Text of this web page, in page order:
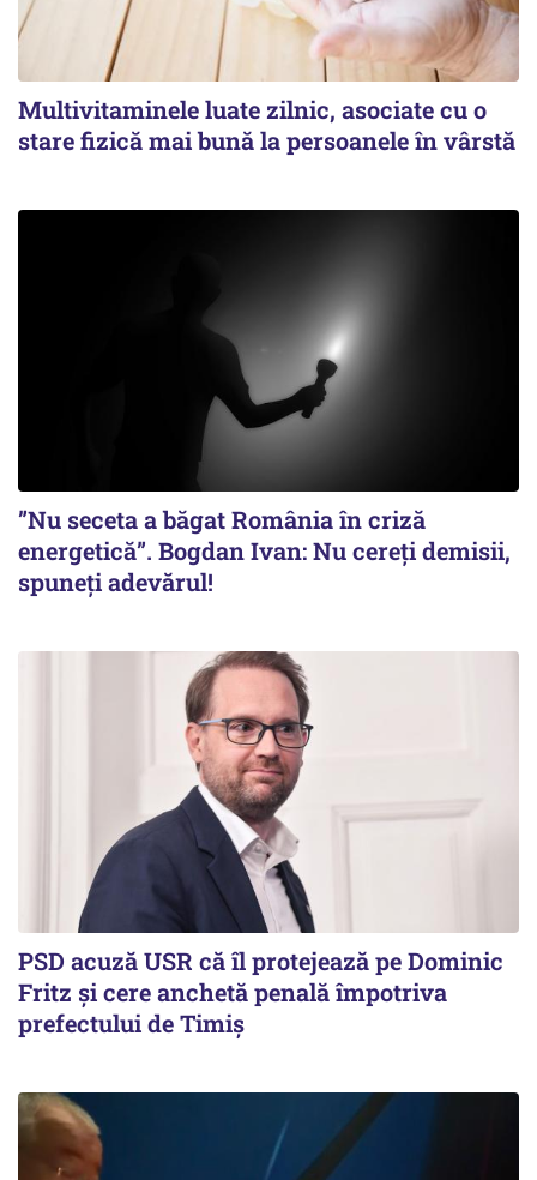
Multivitaminele luate zilnic, asociate cu o
stare fizică mai bună la persoanele în vârstă
”Nu seceta a băgat România în criză
energetică”. Bogdan Ivan: Nu cereți demisii,
spuneți adevărul!
PSD acuză USR că îl protejează pe Dominic
Fritz și cere anchetă penală împotriva
prefectului de Timiș